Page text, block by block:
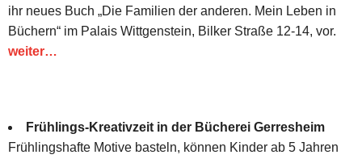
ihr neues Buch „Die Familien der anderen. Mein Leben in
Büchern“ im Palais Wittgenstein, Bilker Straße 12-14, vor.
weiter…
Frühlings-Kreativzeit in der Bücherei Gerresheim
Frühlingshafte Motive basteln, können Kinder ab 5 Jahren